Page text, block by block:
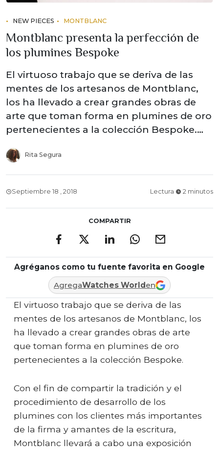
NEW PIECES MONTBLANC
Montblanc presenta la perfección de
los plumines Bespoke
El virtuoso trabajo que se deriva de las
mentes de los artesanos de Montblanc,
los ha llevado a crear grandes obras de
arte que toman forma en plumines de oro
pertenecientes a la colección Bespoke.…
Rita Segura
Septiembre 18 , 2018 Lectura 2 minutos
COMPARTIR
Agréganos como tu fuente favorita en Google
AgregaWatches Worlden
El virtuoso trabajo que se deriva de las
mentes de los artesanos de Montblanc, los
ha llevado a crear grandes obras de arte
que toman forma en plumines de oro
pertenecientes a la colección Bespoke.
Con el fin de compartir la tradición y el
procedimiento de desarrollo de los
plumines con los clientes más importantes
de la firma y amantes de la escritura,
Montblanc llevará a cabo una exposición